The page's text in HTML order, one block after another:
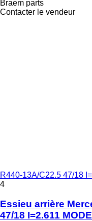
Braem parts
Contacter le vendeur
R440-13A/C22.5 47/18
4
Essieu arrière
47/18 I=2.611